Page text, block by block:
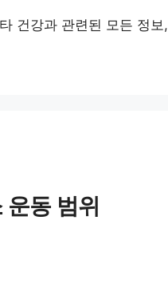
건강과 관련된 모든 정보,
동 범위